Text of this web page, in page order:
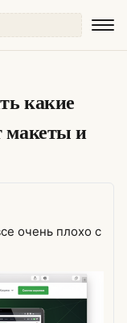
какие
макеты и
очень плохо с